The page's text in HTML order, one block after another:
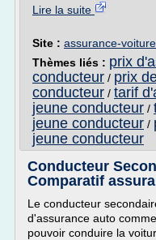
Lire la suite
Site : assurance-
Thèmes liés : prix
conducteur / prix
conducteur / tarif
jeune conducteur /
jeune conducteur /
jeune conducteur
Conducteur
Comparatif
Le conducteur
d'assurance auto
pouvoir conduire la